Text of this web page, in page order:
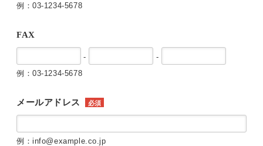
例：03-1234-5678
FAX
-
-
例：03-1234-5678
メールアドレス 必須
例：info@example.co.jp